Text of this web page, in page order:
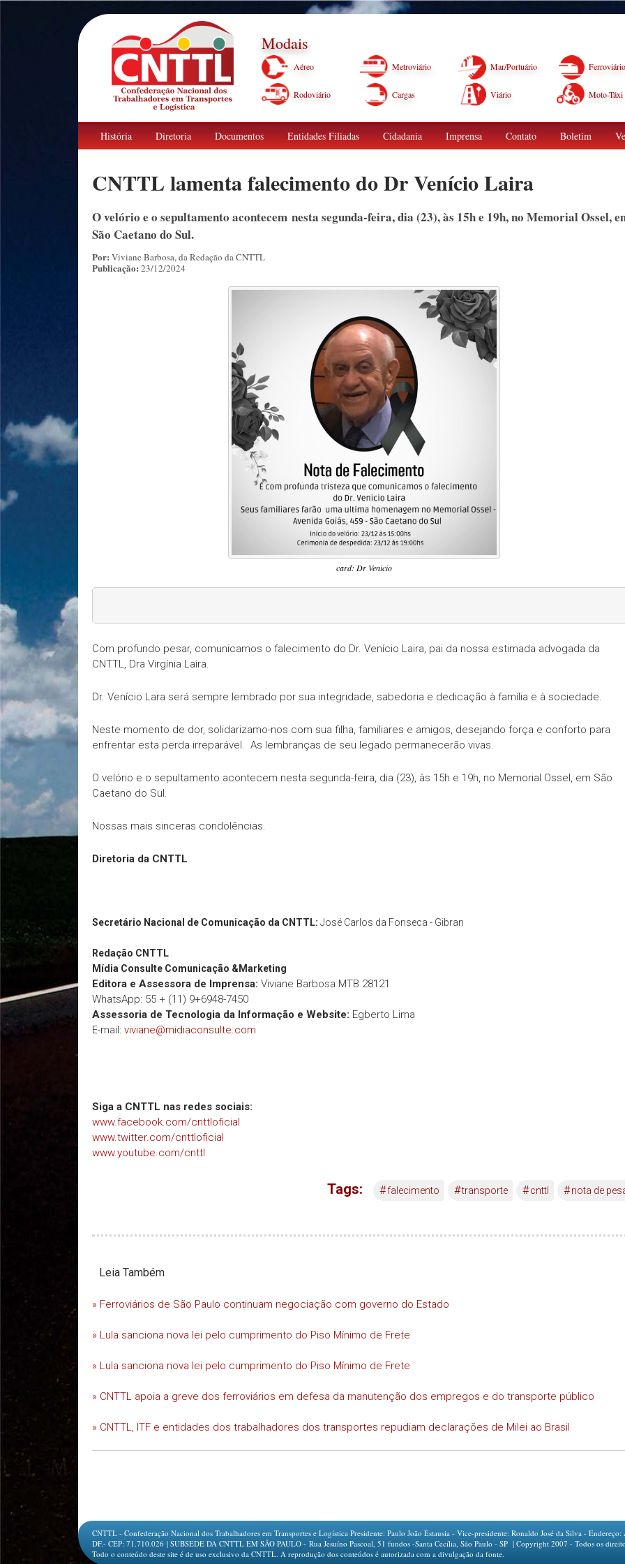
Modais
Aéreo Metroviário Mar/Portuário Ferroviário
Rodoviário Cargas Viário Moto-Táxi
História Diretoria Documentos Entidades Filiadas Cidadania Imprensa Contato Boletim
CNTTL lamenta falecimento do Dr Venício Laira
O velório e o sepultamento acontecem nesta segunda-feira, dia (23), às 15h e 19h, no Memorial Ossel,
São Caetano do Sul.
Por: Viviane Barbosa, da Redação da CNTTL
Publicação: 23/12/2024
card: Dr Venicio
Com profundo pesar, comunicamos o falecimento do Dr. Venício Laira, pai da nossa estimada advogada da
CNTTL, Dra Virgínia Laira.
Dr. Venício Lara será sempre lembrado por sua integridade, sabedoria e dedicação à família e à sociedade.
Neste momento de dor, solidarizamo-nos com sua filha, familiares e amigos, desejando força e conforto para
enfrentar esta perda irreparável. As lembranças de seu legado permanecerão vivas.
O velório e o sepultamento acontecem nesta segunda-feira, dia (23), às 15h e 19h, no Memorial Ossel, em São
Caetano do Sul.
Nossas mais sinceras condolências.
Diretoria da CNTTL
Secretário Nacional de Comunicação da CNTTL: José Carlos da Fonseca - Gibran
Redação CNTTL
Mídia Consulte Comunicação &Marketing
Editora e Assessora de Imprensa: Viviane Barbosa MTB 28121
WhatsApp: 55 + (11) 9+6948-7450
Assessoria de Tecnologia da Informação e Website: Egberto Lima
E-mail: viviane@midiaconsulte.com
Siga a CNTTL nas redes sociais:
www.facebook.com/cnttloficial
www.twitter.com/cnttloficial
www.youtube.com/cnttl
Tags: #falecimento #transporte #cnttl #nota de
Leia Também
» Ferroviários de São Paulo continuam negociação com governo do Estado
» Lula sanciona nova lei pelo cumprimento do Piso Mínimo de Frete
» Lula sanciona nova lei pelo cumprimento do Piso Mínimo de Frete
» CNTTL apoia a greve dos ferroviários em defesa da manutenção dos empregos e do transporte público
» CNTTL, ITF e entidades dos trabalhadores dos transportes repudiam declarações de Milei ao Brasil
CNTTL - Confederação Nacional dos Trabalhadores em Transportes e Logística Presidente: Paulo João Estausia - Vice-presidente: Ronaldo José da Silva -
DF.- CEP: 71.710.026 | SUBSEDE DA CNTTL EM SÃO PAULO - Rua Jesuíno Pascoal, 51 fundos -Santa Cecília, São Paulo - SP | Copyright 2007 - Todos os
Todo o conteúdo deste site é de uso exclusivo da CNTTL. A reprodução dos conteúdos é autorizada com a divulgação da fonte.